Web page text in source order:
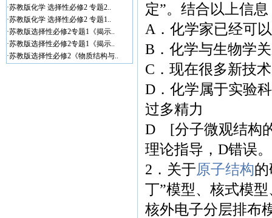
·苏教版化学 选择性必修2 专题2..
·苏教版化学 选择性必修2 专题1..
·苏教版选择性必修2专题1《揭示..
·苏教版选择性必修2专题1《揭示..
·苏教版选择性必修2《物质结构与..
定”。结合以上信
A．化学家已经可
B．化学与生物学
C．现在很多新技
D．化学属于实验
过多精力
D [分子微观结构
理论指导，D错误
2．关于原子结构
丁”模型、核式模
核外电子分层排